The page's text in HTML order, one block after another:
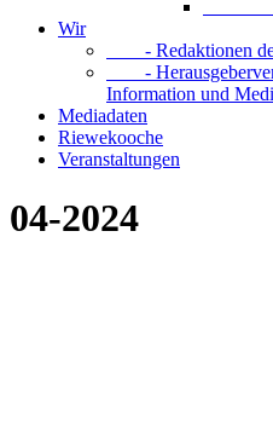
-
Wir
- Redaktionen der
-
Information und
Mediadaten
Riewekooche
Veranstaltungen
04-2024